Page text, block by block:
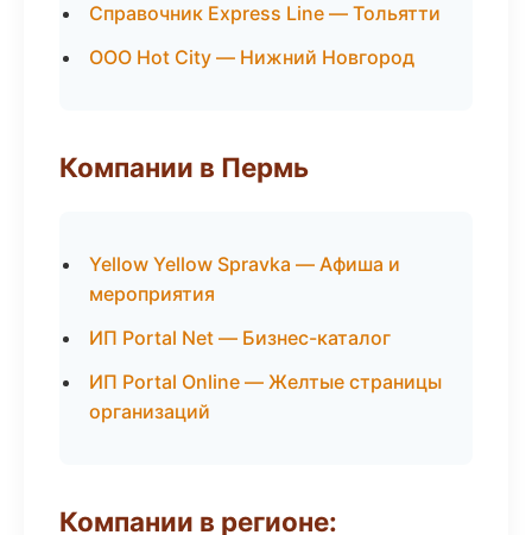
Справочник Express Line — Тольятти
ООО Hot City — Нижний Новгород
Компании в Пермь
Yellow Yellow Spravka — Афиша и
мероприятия
ИП Portal Net — Бизнес-каталог
ИП Portal Online — Желтые страницы
организаций
Компании в регионе: